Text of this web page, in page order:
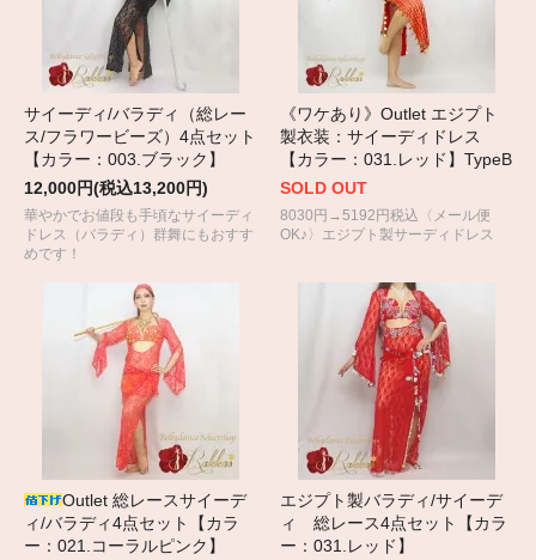
サイーディ/バラディ（総レー
ス/フラワービーズ）4点セット
【カラー：003.ブラック】
12,000円(税込13,200円)
華やかでお値段も手頃なサイーディ
ドレス（バラディ）群舞にもおすす
めです！
《ワケあり》Outlet エジプト
製衣装：サイーディドレス
【カラー：031.レッド】TypeB
SOLD OUT
8030円→5192円税込〈メール便
OK♪〉エジプト製サーディドレス
Outlet 総レースサイーデ
ィ/バラディ4点セット【カラ
ー：021.コーラルピンク】
エジプト製バラディ/サイーデ
ィ 総レース4点セット【カラ
ー：031.レッド】